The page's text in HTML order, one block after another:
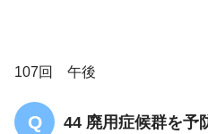
終末期
107回 午後
44 廃用症候群を予